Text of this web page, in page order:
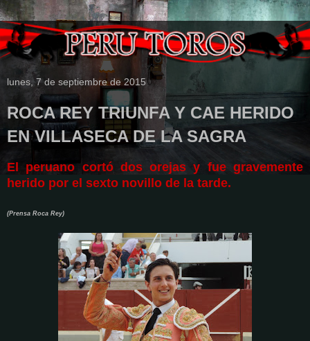
lunes, 7 de septiembre de 2015
ROCA REY TRIUNFA Y CAE HERIDO
EN VILLASECA DE LA SAGRA
El peruano cortó dos orejas y fue gravemente
herido por el sexto novillo de la tarde.
(Prensa Roca Rey)